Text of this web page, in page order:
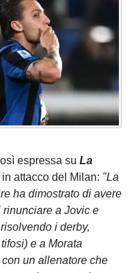
espressa su La
attacco del Milan: "La
ha dimostrato di avere
a Jovic e
i derby,
e a Morata
un allenatore che